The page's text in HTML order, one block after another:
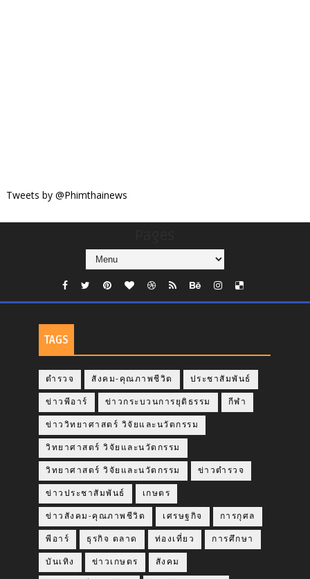
Tweets by @Phimthainews
TAGS
ตำรวจ สังคม-คุณภาพชีวิต ประชาสัมพันธ์
ข่าวพีอาร์ ข่าวกระบวนการยุติธรรม กีฬา
ข่าววิทยาศาสตร์ วิจัยและนวัตกรรม
วิทยาศาสตร์ วิจัยและนวัตกรรม
วิทยาศาสตร์ วิจัยและนวัตกรรม ข่าวตำรวจ
ข่าวประชาสัมพันธ์ เกษตร
ข่าวสังคม-คุณภาพชีวิต เศรษฐกิจ การกุศล
พีอาร์ ธุรกิจ ตลาด ท่องเที่ยว การศึกษา
บันเทิง ข่าวเกษตร สังคม